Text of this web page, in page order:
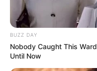
Bikin Ngakak, 10
Cosplay Murah
BUZZ DAY
Nobody Caught This
Until Now